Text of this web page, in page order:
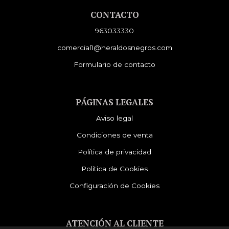
CONTACTO
963033330
comercial1@heraldosnegros.com
Formulario de contacto
PÁGINAS LEGALES
Aviso legal
Condiciones de venta
Política de privacidad
Política de Cookies
Configuración de Cookies
ATENCIÓN AL CLIENTE